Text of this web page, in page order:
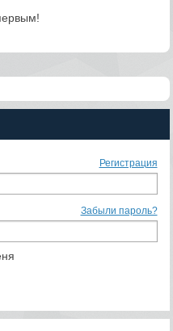
Регистрация
Забыли пароль?